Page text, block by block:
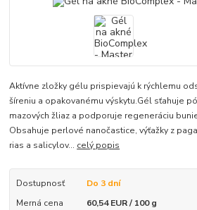
Aktívne zložky gélu prispievajú k rýchlemu
šíreniu a opakovanému výskytu.Gél sťahuje
mazových žliaz a podporuje regeneráciu
Obsahuje perlové nanočastice, výťažky z
rias a salicylov... celý popis
Dostupnosť
Do 3 dní
Merná cena
60,54 EUR / 100 g